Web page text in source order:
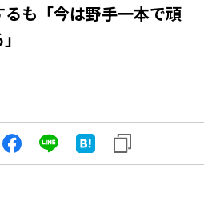
も「今は野手一本で頑